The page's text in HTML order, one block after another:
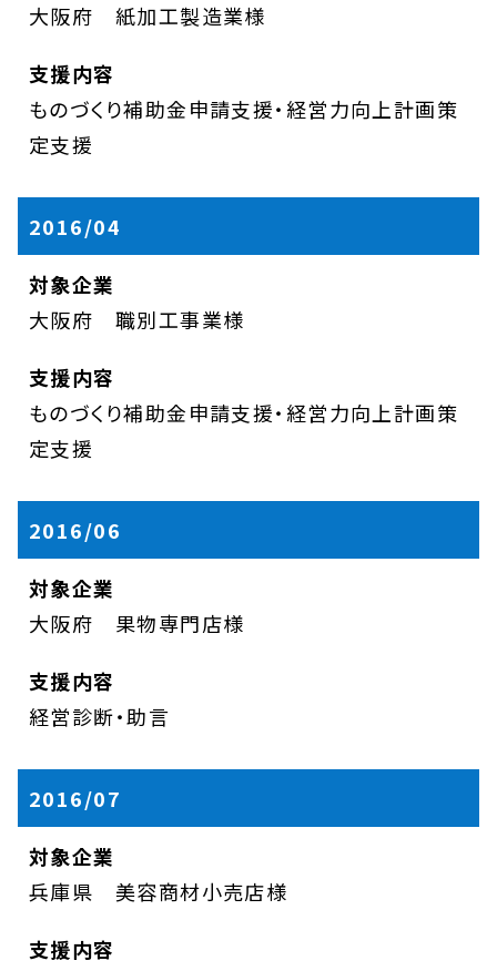
大阪府 紙加工製造業様
ものづくり補助金申請支援・経営力向上計画策
定支援
2016/04
大阪府 職別工事業様
ものづくり補助金申請支援・経営力向上計画策
定支援
2016/06
大阪府 果物専門店様
経営診断・助言
2016/07
兵庫県 美容商材小売店様